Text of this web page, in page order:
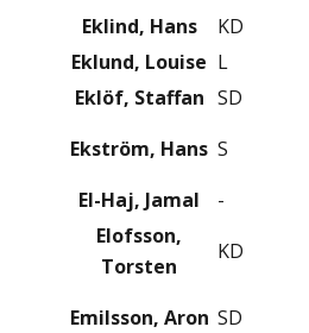
Eklind, Hans KD
Eklund, Louise L
Eklöf, Staffan SD
Ekström, Hans S
El-Haj, Jamal
-
Elofsson,
Torsten
KD
Emilsson, Aron SD